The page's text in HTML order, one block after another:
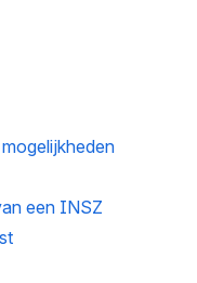
een INSZ